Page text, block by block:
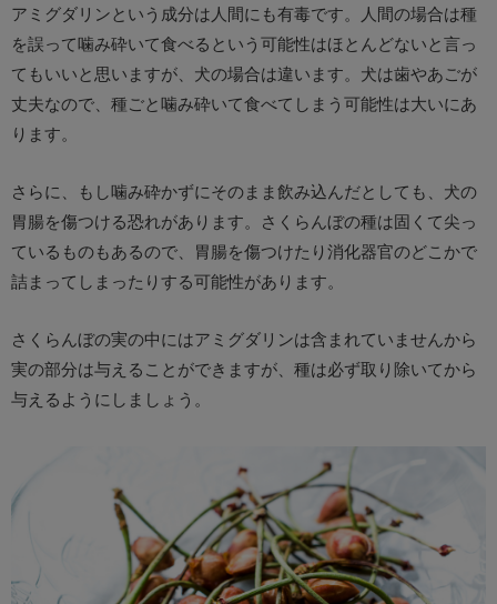
アミグダリンという成分は人間にも有毒です。人間の場合は種
を誤って噛み砕いて食べるという可能性はほとんどないと言っ
てもいいと思いますが、犬の場合は違います。犬は歯やあごが
丈夫なので、種ごと噛み砕いて食べてしまう可能性は大いにあ
ります。
さらに、もし噛み砕かずにそのまま飲み込んだとしても、犬の
胃腸を傷つける恐れがあります。さくらんぼの種は固くて尖っ
ているものもあるので、胃腸を傷つけたり消化器官のどこかで
詰まってしまったりする可能性があります。
さくらんぼの実の中にはアミグダリンは含まれていませんから
実の部分は与えることができますが、種は必ず取り除いてから
与えるようにしましょう。